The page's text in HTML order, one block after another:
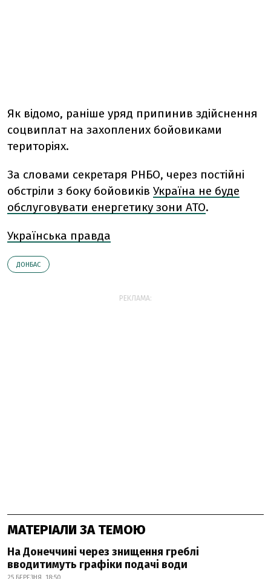
Як відомо, раніше уряд припинив здійснення
соцвиплат на захоплених бойовиками
територіях.
За словами секретаря РНБО, через постійні
обстріли з боку бойовиків Україна не буде
обслуговувати енергетику зони АТО.
Українська правда
ДОНБАС
РЕКЛАМА:
МАТЕРІАЛИ ЗА ТЕМОЮ
На Донеччині через знищення греблі
вводитимуть графіки подачі води